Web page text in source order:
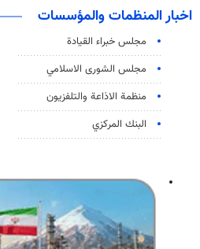
اخبار المنظمات والمؤسسات
مجلس خبراء القيادة
مجلس الشورى الاسلامي
منظمة الاذاعة والتلفزیون
البنك المركزي